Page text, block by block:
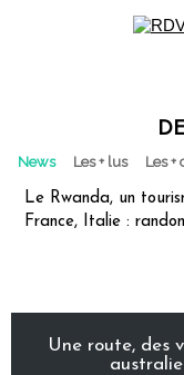
News Les + lus Les
Le Rwanda, un
France, Italie :
Une route, des